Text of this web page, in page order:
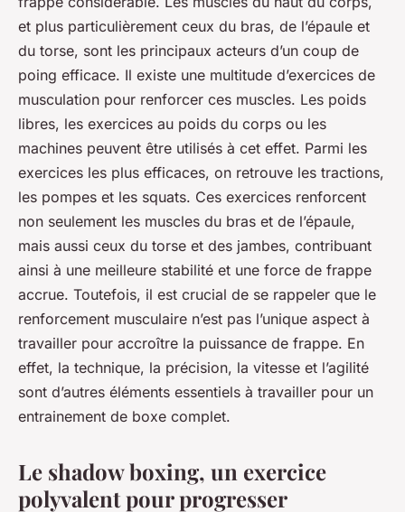
et plus particulièrement ceux du bras, de l’épaule et
du torse, sont les principaux acteurs d’un coup de
poing efficace. Il existe une multitude d’exercices de
musculation pour renforcer ces muscles. Les poids
libres, les exercices au poids du corps ou les
machines peuvent être utilisés à cet effet. Parmi les
exercices les plus efficaces, on retrouve les tractions,
les pompes et les squats. Ces exercices renforcent
non seulement les muscles du bras et de l’épaule,
mais aussi ceux du torse et des jambes, contribuant
ainsi à une meilleure stabilité et une force de frappe
accrue. Toutefois, il est crucial de se rappeler que le
renforcement musculaire n’est pas l’unique aspect à
travailler pour accroître la puissance de frappe. En
effet, la technique, la précision, la vitesse et l’agilité
sont d’autres éléments essentiels à travailler pour un
entrainement de boxe complet.
Le shadow boxing, un exercice
polyvalent pour progresser